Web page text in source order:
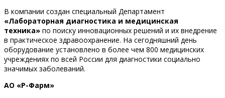
В компании создан специальный Департамент
«Лабораторная диагностика и медицинская
техника» по поиску инновационных решений и их внедрение
в практическое здравоохранение. На сегодняшний день
оборудование установлено в более чем 800 медицинских
учреждениях по всей России для диагностики социально
значимых заболеваний.
АО «Р-Фарм»